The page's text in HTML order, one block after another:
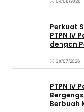
04/08/2026
Perkuat
PTPN IV
dengan
30/07/2026
PTPN IV
Berbuah